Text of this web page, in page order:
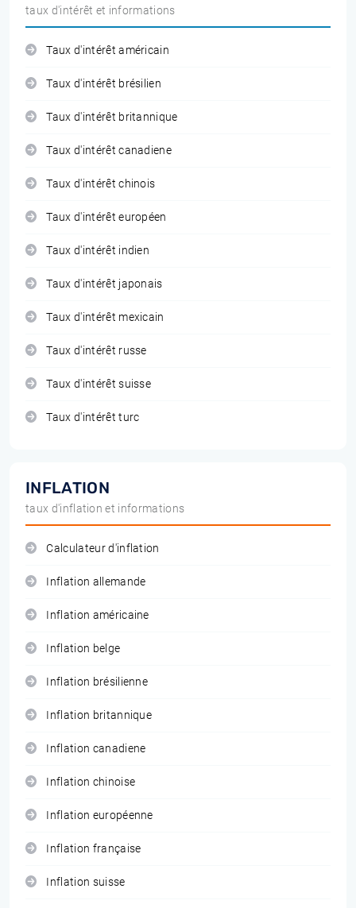
taux d'intérêt et informations
Taux d'intérêt américain
Taux d'intérêt brésilien
Taux d'intérêt britannique
Taux d'intérêt canadiene
Taux d'intérêt chinois
Taux d'intérêt européen
Taux d'intérêt indien
Taux d'intérêt japonais
Taux d'intérêt mexicain
Taux d'intérêt russe
Taux d'intérêt suisse
Taux d'intérêt turc
INFLATION
taux d'inflation et informations
Calculateur d'inflation
Inflation allemande
Inflation américaine
Inflation belge
Inflation brésilienne
Inflation britannique
Inflation canadiene
Inflation chinoise
Inflation européenne
Inflation française
Inflation suisse